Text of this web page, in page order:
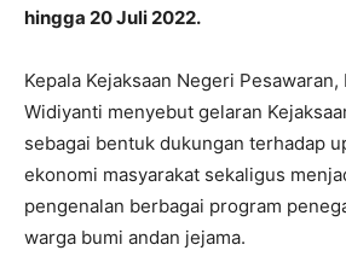
hingga 20 Juli 2022.
Kepala Kejaksaan Negeri Pesawaran,
Widiyanti menyebut gelaran
sebagai bentuk dukungan terhadap
ekonomi masyarakat sekaligus
pengenalan berbagai program
warga bumi andan jejama.